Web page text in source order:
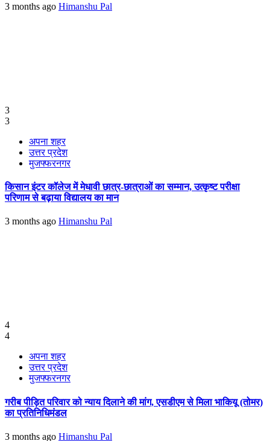
3 months ago Himanshu Pal
3
3
अपना शहर
उत्तर प्रदेश
मुजफ्फरनगर
किसान इंटर कॉलेज में मेधावी छात्र-छात्राओं का सम्मान, उत्कृष्ट परीक्षा
परिणाम से बढ़ाया विद्यालय का मान
3 months ago Himanshu Pal
4
4
अपना शहर
उत्तर प्रदेश
मुजफ्फरनगर
गरीब पीड़ित परिवार को न्याय दिलाने की मांग, एसडीएम से मिला भाकियू (तोमर)
का प्रतिनिधिमंडल
3 months ago Himanshu Pal